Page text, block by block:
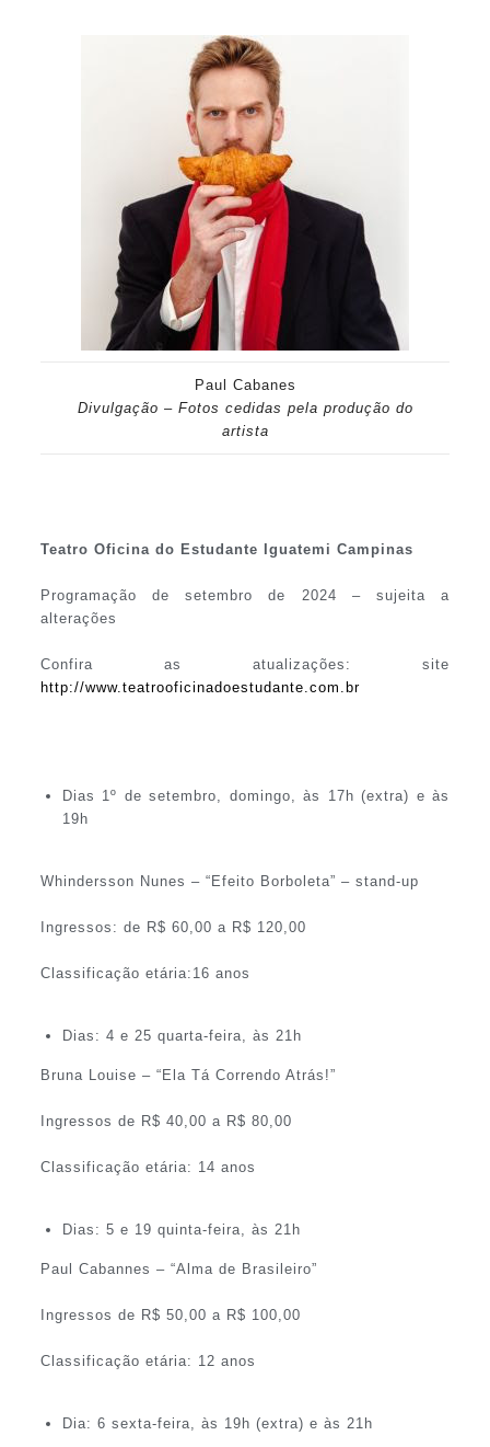
Paul Cabanes
Divulgação – Fotos cedidas pela produção do
artista
Teatro Oficina do Estudante Iguatemi Campinas
Programação de setembro de 2024 – sujeita a
alterações
Confira as atualizações: site
http://www.teatrooficinadoestudante.com.br
Dias 1º de setembro, domingo, às 17h (extra) e às
19h
Whindersson Nunes – “Efeito Borboleta” – stand-up
Ingressos: de R$ 60,00 a R$ 120,00
Classificação etária:16 anos
Dias: 4 e 25 quarta-feira, às 21h
Bruna Louise – “Ela Tá Correndo Atrás!”
Ingressos de R$ 40,00 a R$ 80,00
Classificação etária: 14 anos
Dias: 5 e 19 quinta-feira, às 21h
Paul Cabannes – “Alma de Brasileiro”
Ingressos de R$ 50,00 a R$ 100,00
Classificação etária: 12 anos
Dia: 6 sexta-feira, às 19h (extra) e às 21h